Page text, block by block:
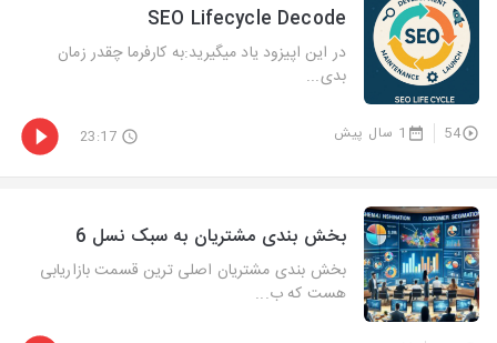
SEO Lifecycle Decode
در این اپیزود یاد میگیرید:به کارفرما چقدر زمان
بدی...
54 1 سال پیش 23:17
بخش بندی مشتریان به سبک نسل 6
بخش بندی مشتریان اصلی ترین قسمت بازاریابی
هست که ب...